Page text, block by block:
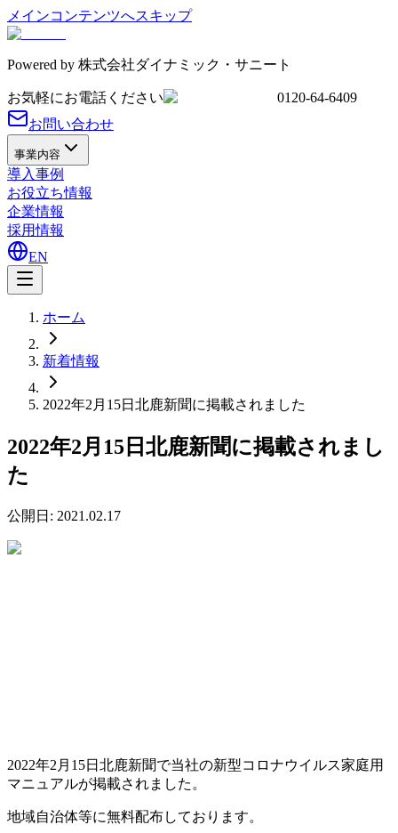
メインコンテンツへスキップ
Powered by 株式会社ダイナミック・サニート
お気軽にお電話ください
0120-64-6409
お問い合わせ
事業内容
導入事例
お役立ち情報
企業情報
採用情報
EN
ホーム
新着情報
2022年2月15日北鹿新聞に掲載されました
2022年2月15日北鹿新聞に掲載されまし
た
公開日: 2021.02.17
2022年2月15日北鹿新聞で当社の新型コロナウイルス家庭用
マニュアルが掲載されました。
地域自治体等に無料配布しております。